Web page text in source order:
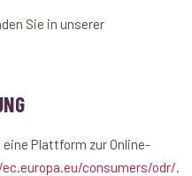
Sie in unserer
Plattform zur Online-
consumers/odr/.